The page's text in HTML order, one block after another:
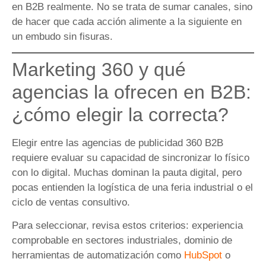
en B2B realmente. No se trata de sumar canales, sino
de hacer que cada acción alimente a la siguiente en
un embudo sin fisuras.
Marketing 360 y qué
agencias la ofrecen en B2B:
¿cómo elegir la correcta?
Elegir entre las agencias de publicidad 360 B2B
requiere evaluar su capacidad de sincronizar lo físico
con lo digital. Muchas dominan la pauta digital, pero
pocas entienden la logística de una feria industrial o el
ciclo de ventas consultivo.
Para seleccionar, revisa estos criterios: experiencia
comprobable en sectores industriales, dominio de
herramientas de automatización como HubSpot o